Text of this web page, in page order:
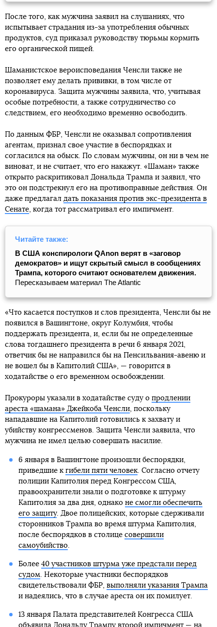
После того, как мужчина заявил на слушаниях, что
испытывает страдания из-за употребления обычных
продуктов, суд приказал руководству тюрьмы кормить
его органической пищей.
Шаманистское вероисповедания Ченсли также не
позволяет ему делать прививки, в том числе от
коронавируса. Защита мужчины заявила, что, учитывая
особые потребности, а также сотрудничество со
следствием, его необходимо временно освободить.
По данным ФБР, Ченсли не оказывал сопротивления
агентам, признал свое участие в беспорядках и
согласился на обыск. По словам мужчины, он ни в чем не
виноват, и не считает, что его накажут. «Шаман» также
открыто раскритиковал Дональда Трампа и заявил, что
это он подстрекнул его на противоправные действия. Он
даже предлагал дать показания против экс-президента в
Сенате , когда тот рассматривал его импичмент.
Читайте также:
В США конспирологи QAnon верят в «заговор
демократов» и ищут скрытый смысл в сообщениях
Трампа, которого считают основателем движения.
Пересказываем материал The Atlantic
«Что касается поступков и слов президента, Ченсли бы не
появился в Вашингтоне, округ Колумбия, чтобы
поддержать президента, и, если бы не определенные
слова тогдашнего президента в речи 6 января 2021,
ответчик бы не направился бы на Пенсильвания-авеню и
не вошел бы в Капитолий США», — говорится в
ходатайстве о его временном освобождении.
Прокуроры указали в ходатайстве суду о продлении
ареста «шамана» Джейкоба Ченсли , поскольку
нападавшие на Капитолий готовились к захвату и
убийству конгрессменов. Защита Ченсли заявила, что
мужчина не имел целью совершать насилие.
6 января в Вашингтоне произошли беспорядки,
приведшие к гибели пяти человек. Согласно отчету
полиции Капитолия перед Конгрессом США,
правоохранители знали о подготовке к штурму
Капитолия за два дня, однако не смогли обеспечить
его защиту. Двое полицейских, которые сдерживали
сторонников Трампа во время штурма Капитолия,
после беспорядков в столице совершили
самоубийство.
Более 40 участников штурма уже предстали перед
судом . Некоторые участники беспорядков
свидетельствовали ФБР, выполняли указания Трампа
и надеялись, что в случае ареста он их помилует.
13 января Палата представителей Конгресса США
объявила Дональду Трампу второй импичмент— на